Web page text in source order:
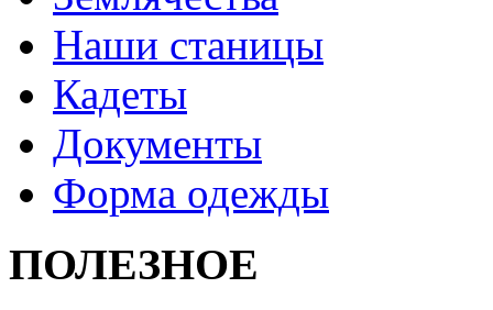
Наши станицы
Кадеты
Документы
Форма одежды
ПОЛЕЗНОЕ